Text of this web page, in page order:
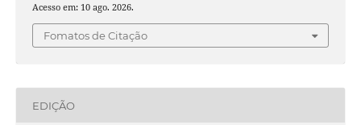
Acesso em: 10 ago. 2026.
Fomatos de Citação
EDIÇÃO